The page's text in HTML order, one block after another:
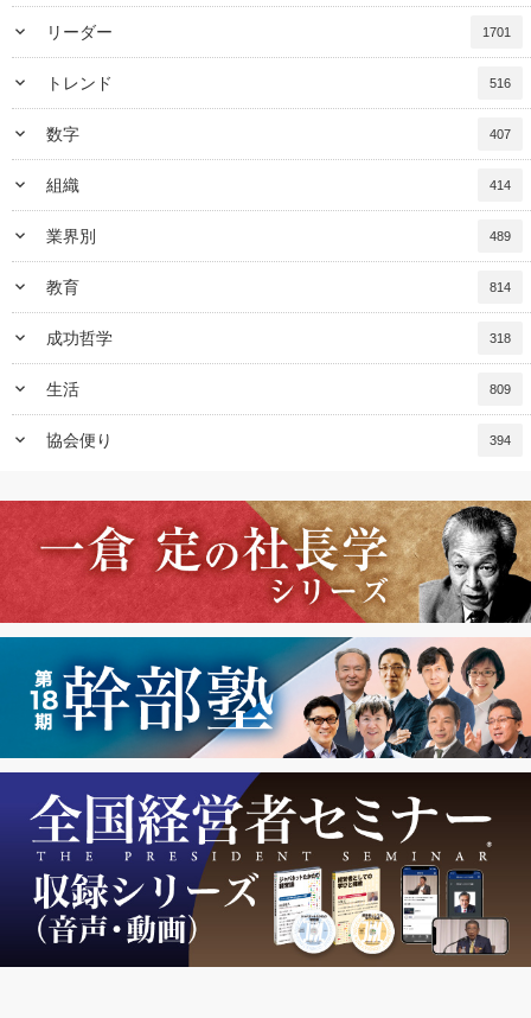
keyboard_arrow_down リーダー 1701
keyboard_arrow_down トレンド 516
keyboard_arrow_down 数字 407
keyboard_arrow_down 組織 414
keyboard_arrow_down 業界別 489
keyboard_arrow_down 教育 814
keyboard_arrow_down 成功哲学 318
keyboard_arrow_down 生活 809
keyboard_arrow_down 協会便り 394